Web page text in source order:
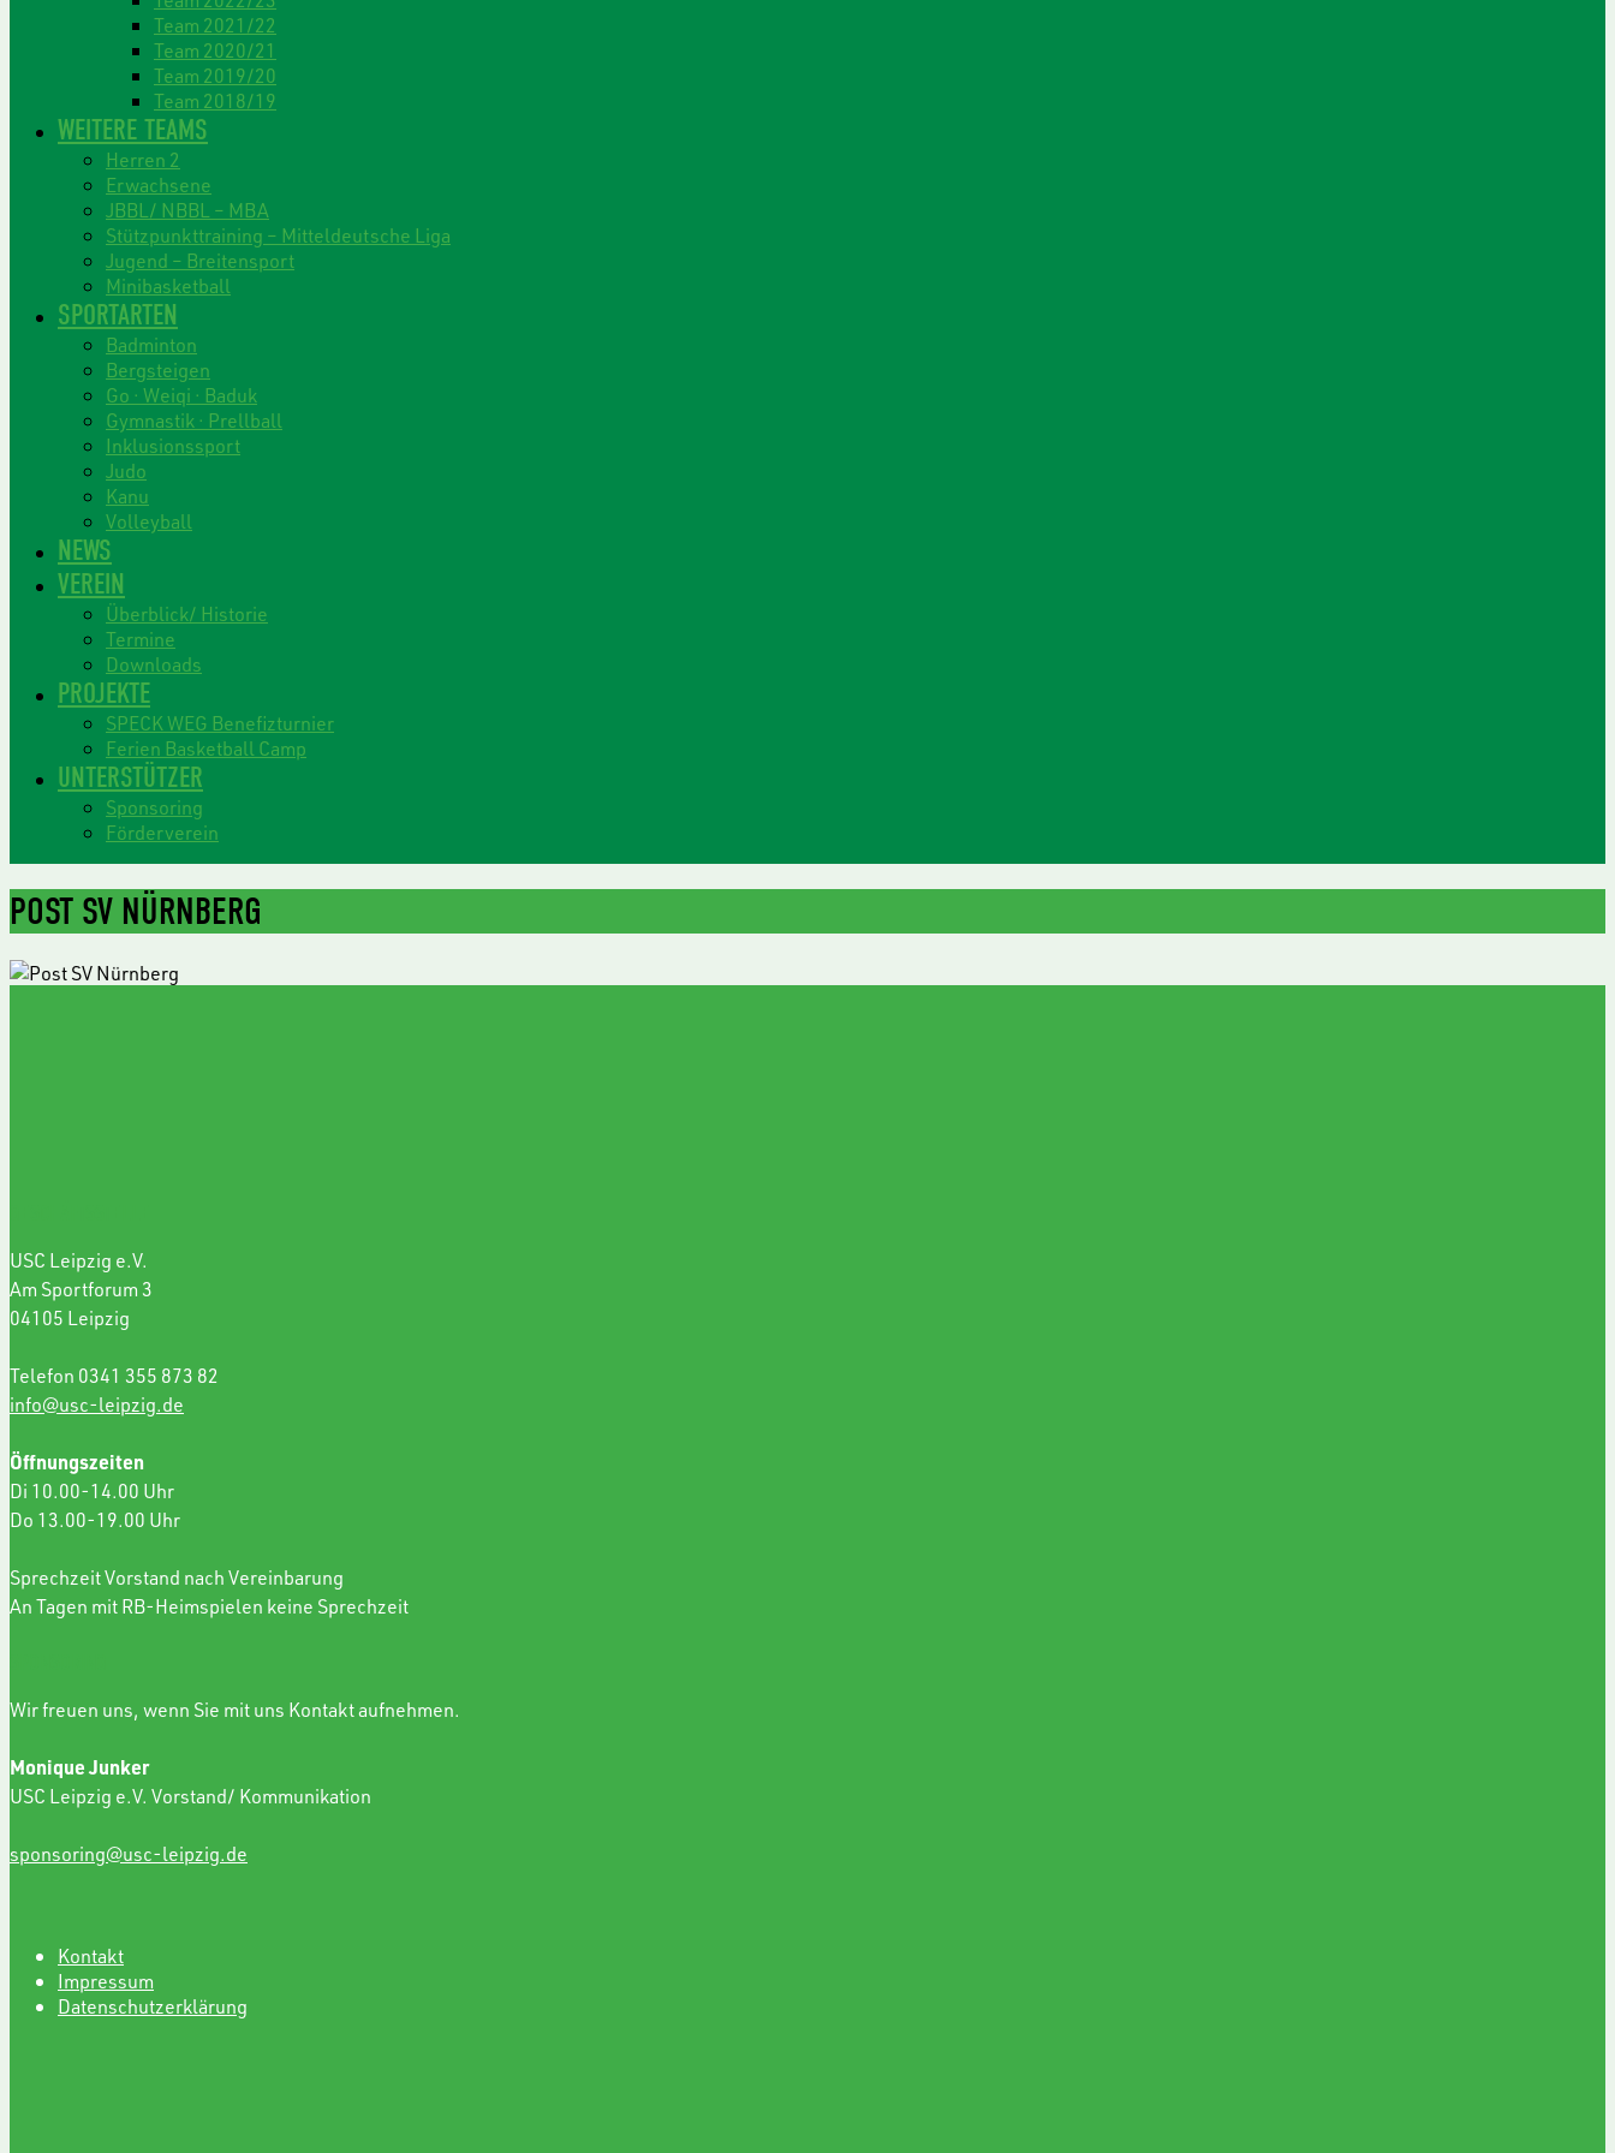
Team 2021/22
Team 2020/21
Team 2019/20
Team 2018/19
WEITERE TEAMS
Herren 2
Erwachsene
JBBL/ NBBL – MBA
Stützpunkttraining – Mitteldeutsche Liga
Jugend – Breitensport
Minibasketball
SPORTARTEN
Badminton
Bergsteigen
Go · Weiqi · Baduk
Gymnastik · Prellball
Inklusionssport
Judo
Kanu
Volleyball
NEWS
VEREIN
Überblick/ Historie
Termine
Downloads
PROJEKTE
SPECK WEG Benefizturnier
Ferien Basketball Camp
UNTERSTÜTZER
Sponsoring
Förderverein
POST SV NÜRNBERG
USC Leipzig e.V.
Am Sportforum 3
04105 Leipzig
Telefon 0341 355 873 82
info@usc-leipzig.de
Öffnungszeiten
Di 10.00-14.00 Uhr
Do 13.00-19.00 Uhr
Sprechzeit Vorstand nach Vereinbarung
An Tagen mit RB-Heimspielen keine Sprechzeit
Wir freuen uns, wenn Sie mit uns Kontakt aufnehmen.
Monique Junker
USC Leipzig e.V. Vorstand/ Kommunikation
sponsoring@usc-leipzig.de
Kontakt
Impressum
Datenschutzerklärung